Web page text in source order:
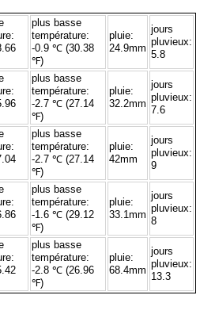
plus basse
température:
-0.9 ℃ (30.38
℉)
pluie:
24.9mm
jours
pluvieux:
5.8
plus basse
température:
-2.7 ℃ (27.14
℉)
pluie:
32.2mm
jours
pluvieux:
7.6
plus basse
température:
-2.7 ℃ (27.14
℉)
pluie:
42mm
jours
pluvieux:
9
plus basse
température:
-1.6 ℃ (29.12
℉)
pluie:
33.1mm
jours
pluvieux:
8
plus basse
température:
-2.8 ℃ (26.96
℉)
pluie:
68.4mm
jours
pluvieux:
13.3